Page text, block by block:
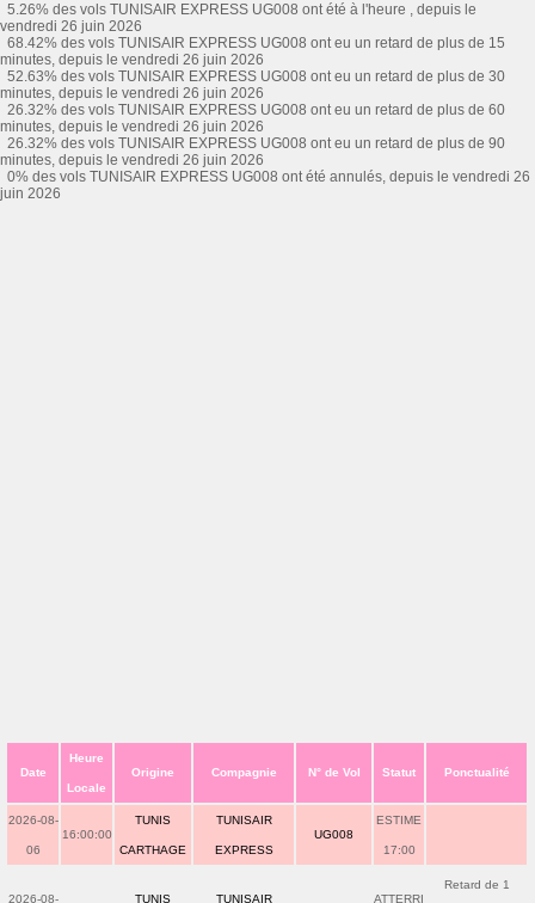
5.26% des vols TUNISAIR EXPRESS UG008 ont été à l'heure , depuis le
vendredi 26 juin 2026
68.42% des vols TUNISAIR EXPRESS UG008 ont eu un retard de plus de 15
minutes, depuis le vendredi 26 juin 2026
52.63% des vols TUNISAIR EXPRESS UG008 ont eu un retard de plus de 30
minutes, depuis le vendredi 26 juin 2026
26.32% des vols TUNISAIR EXPRESS UG008 ont eu un retard de plus de 60
minutes, depuis le vendredi 26 juin 2026
26.32% des vols TUNISAIR EXPRESS UG008 ont eu un retard de plus de 90
minutes, depuis le vendredi 26 juin 2026
0% des vols TUNISAIR EXPRESS UG008 ont été annulés, depuis le vendredi 26
juin 2026
Date
Heure
Locale
Origine Compagnie N° de Vol Statut Ponctualité
2026-08-
06
16:00:00
TUNIS
CARTHAGE
TUNISAIR
EXPRESS
UG008
ESTIME
17:00
2026-08- TUNIS TUNISAIR ATTERRI
Retard de 1